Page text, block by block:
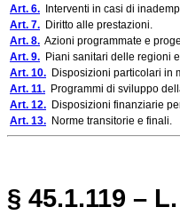
Art. 6. Interventi in casi di
Art. 7. Diritto alle prestazioni.
Art. 8. Azioni programmate e
Art. 9. Piani sanitari delle regioni
Art. 10. Disposizioni particolari in
Art. 11. Programmi di sviluppo
Art. 12. Disposizioni finanziarie
Art. 13. Norme transitorie e finali.
§ 45.1.119 –